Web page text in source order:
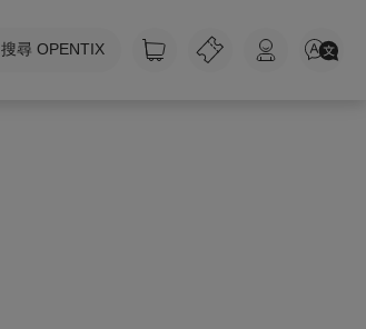
搜尋 OPENTIX